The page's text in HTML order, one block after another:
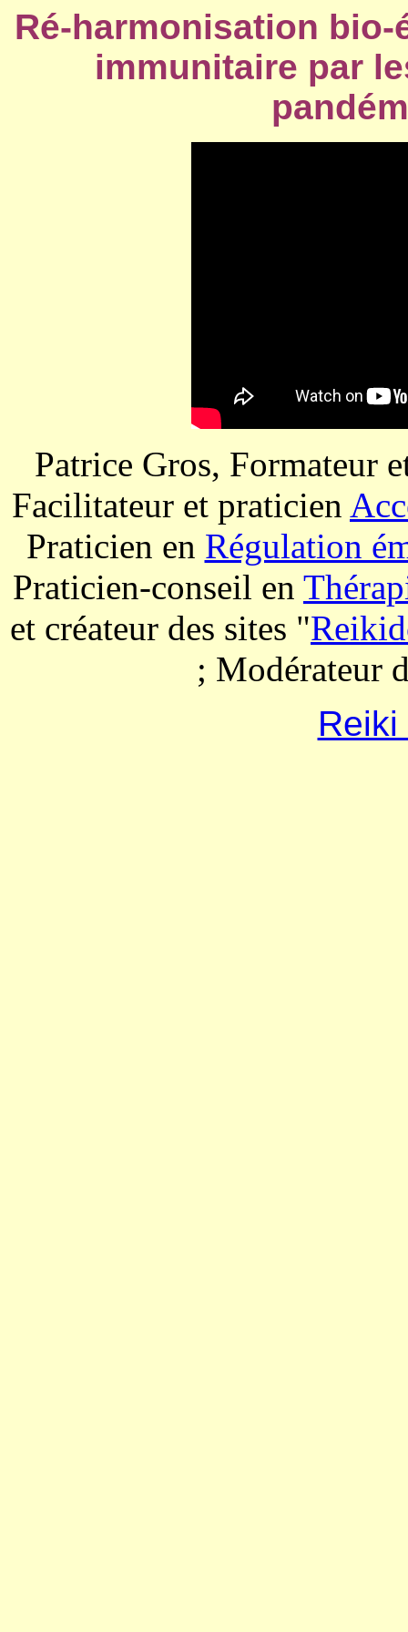
Ré-harmonisation
immunitaire par
Patrice Gros, Formateur
Facilitateur et praticien
Praticien en Régulation
Praticien-conseil en
et créateur des sites "
; Modérateur